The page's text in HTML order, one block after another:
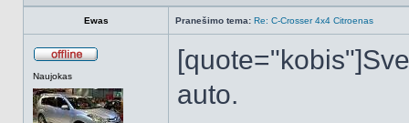
Ewas Pranešimo tema: Re: C-Crosser 4x4 Citroenas
Naujokas
auto.